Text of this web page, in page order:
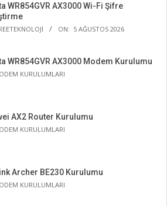
WR854GVR AX3000 Wi-Fi Şifre
ON: 5 AĞUSTOS 2026
WR854GVR AX3000 Modem Kurulumu
KURULUMLARI
AX2 Router Kurulumu
KURULUMLARI
Archer BE230 Kurulumu
KURULUMLARI